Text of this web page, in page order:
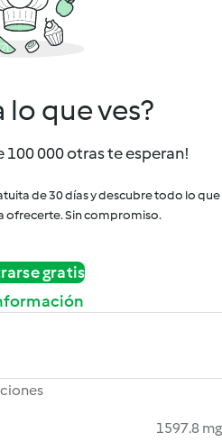
lo que ves?
100 000 otras te esperan!
de 30 días y descubre todo lo que
ofrecerte. Sin compromiso.
gratis
1597.8 mg